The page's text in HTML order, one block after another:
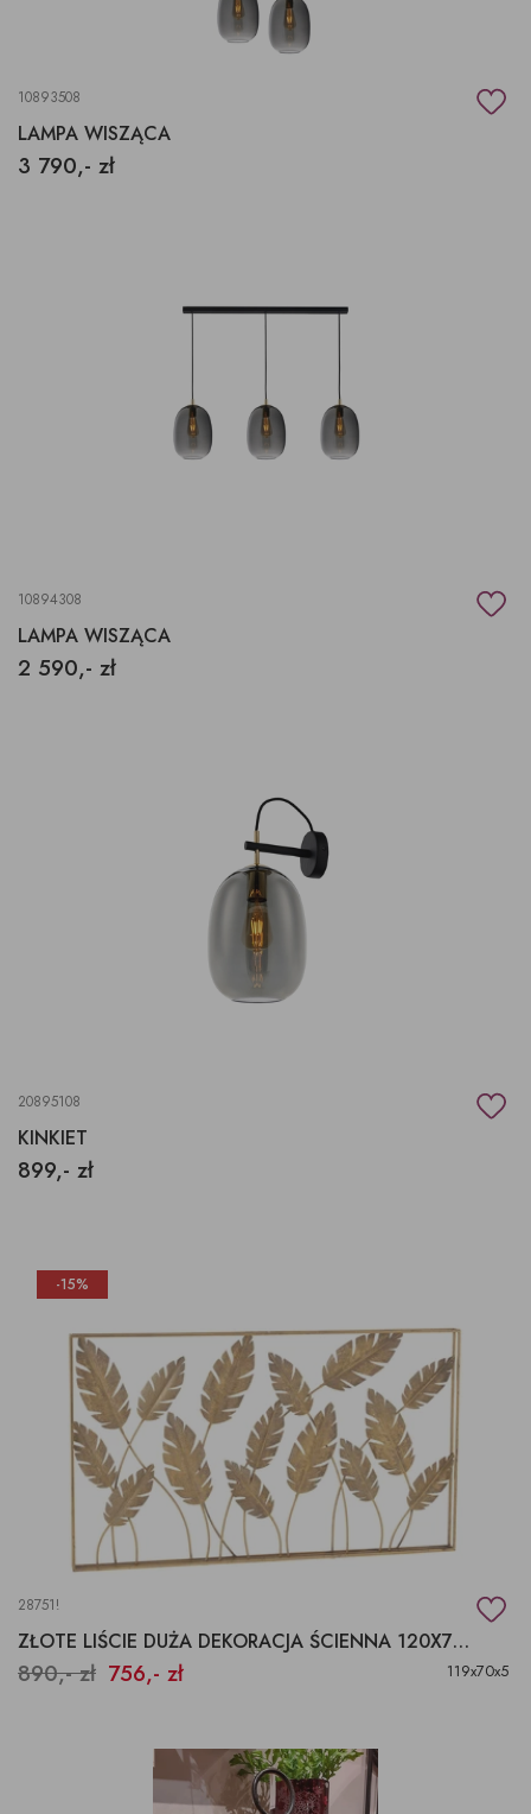
10893508
LAMPA WISZĄCA
3 790,- zł
10894308
LAMPA WISZĄCA
2 590,- zł
20895108
KINKIET
899,- zł
-15%
28751!
ZŁOTE LIŚCIE DUŻA DEKORACJA ŚCIENNA 120X70CM
890,- zł 756,- zł 119x70x5